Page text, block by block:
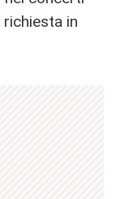
richiesta in